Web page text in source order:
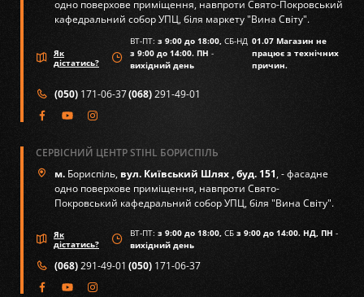
одно поверхове приміщення, навпроти Свято-Покровський
кафедральний собор УПЦ, біля маркету "Вина Світу".
Як
дістатись?
ВТ-ПТ: з 9:00 до 18:00, СБ-НД
з 9:00 до 14:00. ПН -
вихідний день
01.07 Магазин не
працює з технічних
причин.
(050) 171-06-37(068)291-49-01
СЕРВІСНИЙ ЦЕНТР STIHL БОРИСПІЛЬ
м. Бориспіль,вул. Київський Шлях , буд. 151, - фасадне
одно поверхове приміщення, навпроти Свято-
Покровський кафедральний собор УПЦ, біля "Вина Світу".
Як
дістатись?
ВТ-ПТ: з 9:00 до 18:00, СБ з 9:00 до 14:00. НД, ПН -
вихідний день
(068)291-49-01 (050) 171-06-37